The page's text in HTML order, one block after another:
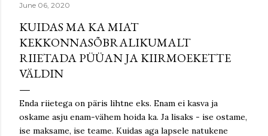
June 06, 2020
KUIDAS MA KA MIAT
KEKKONNASÕBRALIKUMALT
RIIETADA PÜÜAN JA KIIRMOEKETTE
VÄLDIN
Enda riietega on päris lihtne eks. Enam ei kasva ja
oskame asju enam-vähem hoida ka. Ja lisaks - ise ostame,
ise maksame, ise teame. Kuidas aga lapsele natukene